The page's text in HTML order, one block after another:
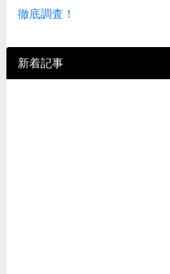
徹底調査！
新着記事